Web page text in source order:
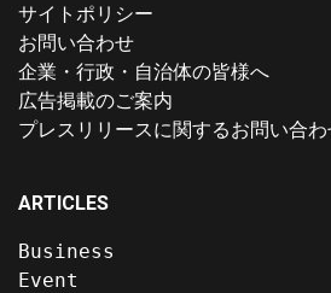
サイトポリシー
お問い合わせ
企業・行政・自治体の皆様へ
広告掲載のご案内
プレスリリースに関するお問い合
ARTICLES
Business
Event